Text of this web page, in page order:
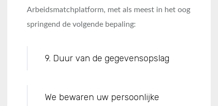
Arbeidsmatchplatform, met als meest in het oog
springend de volgende bepaling:
9. Duur van de gegevensopslag
We bewaren uw persoonlijke